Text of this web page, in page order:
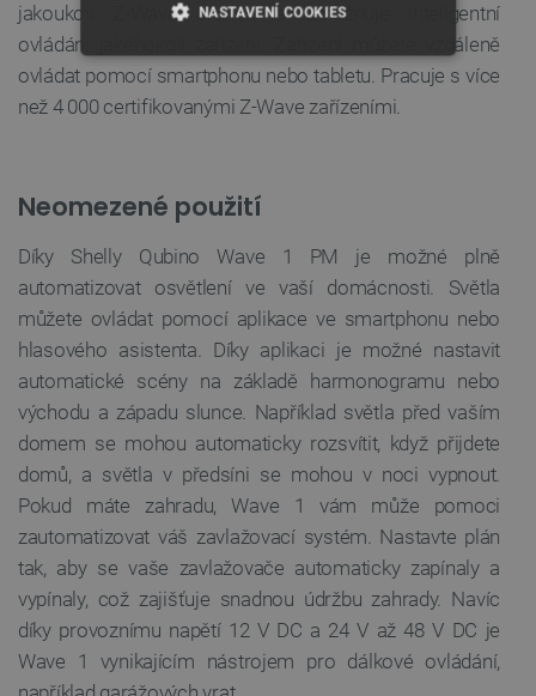
jakoukoli Z-Wave bránou a umožňuje inteligentní
ovládání jakéhokoli zařízení. Zařízení můžete vzdáleně
ovládat pomocí smartphonu nebo tabletu. Pracuje s více
než 4 000 certifikovanými Z-Wave zařízeními.
Neomezené použití
Díky Shelly Qubino Wave 1 PM je možné plně
automatizovat osvětlení ve vaší domácnosti. Světla
můžete ovládat pomocí aplikace ve smartphonu nebo
hlasového asistenta. Díky aplikaci je možné nastavit
automatické scény na základě harmonogramu nebo
východu a západu slunce. Například světla před vaším
domem se mohou automaticky rozsvítit, když přijdete
domů, a světla v předsíni se mohou v noci vypnout.
Pokud máte zahradu, Wave 1 vám může pomoci
zautomatizovat váš zavlažovací systém. Nastavte plán
tak, aby se vaše zavlažovače automaticky zapínaly a
vypínaly, což zajišťuje snadnou údržbu zahrady. Navíc
díky provoznímu napětí 12 V DC a 24 V až 48 V DC je
Wave 1 vynikajícím nástrojem pro dálkové ovládání,
NASTAVENÍ COOKIES
NEZBYTNĚ NUTNÉ SOUBORY
VÝKONOVÉ SOUBORY
Nezbytně nutné soubory Výkonové soubory
Soubory cílení Funkční soubory
Nezbytně nutné soubory cookie umožňují základní
funkce webových stránek, jako je přihlášení
uživatele a správa účtu. Webové stránky nelze bez
nezbytně nutných souborů cookie správně
používat.
Název
Poskytovatel/
Vyprší
udid .botland.cz
4 týdny 2
dny